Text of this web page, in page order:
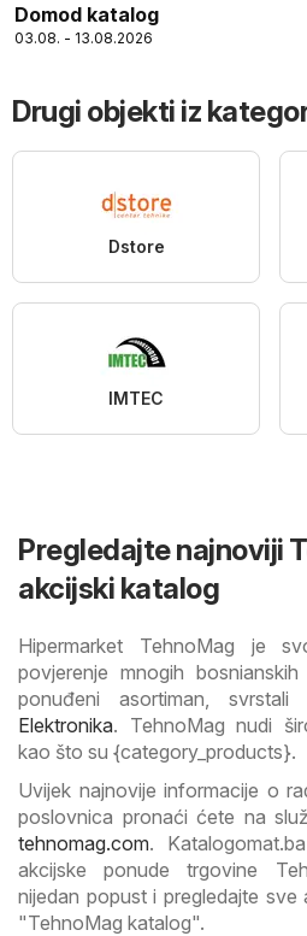
Domod katalog
03.08. - 13.08.2026
Drugi objekti iz
Dstore
IMTEC
Pregledajte najnoviji
akcijski katalog
Hipermarket TehnoMag je
povjerenje mnogih
ponuđeni asortiman,
Elektronika. TehnoMag nudi
kao što su {category_products}.
Uvijek najnovije informacije o
poslovnica pronaći ćete na
tehnomag.com.
akcijske ponude trgovine
nijedan popust i pregledajte sve
"TehnoMag katalog".